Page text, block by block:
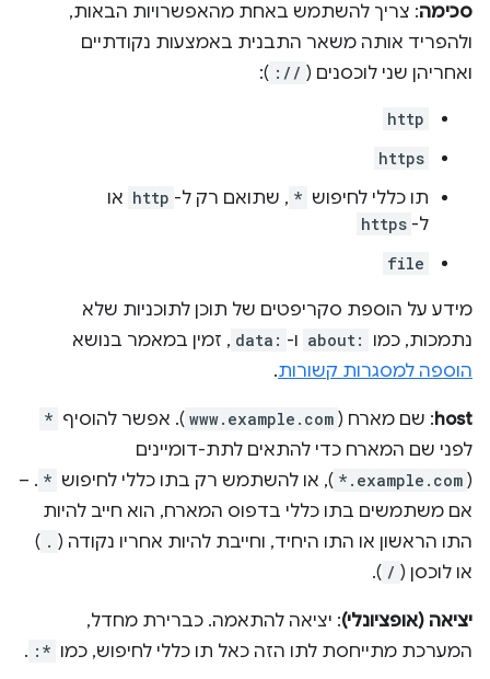
סכימה: צריך להשתמש באחת מהאפשרויות הבאות,
ולהפריד אותה משאר התבנית באמצעות נקודתיים
ואחריהן שני לוכסנים ( ://
):
http
https
תו כללי לחיפוש * , שתואם רק ל- http או
ל- https
file
מידע על הוספת סקריפטים של תוכן לתוכניות שלא
נתמכות, כמו
about: ו- data: , זמין במאמר בנושא
הוספה למסגרות קשורות.
host: שם מארח ( www.example.com ). אפשר להוסיף *
לפני שם המארח כדי להתאים לתת-דומיינים
(
*.example.com ), או להשתמש רק בתו כללי לחיפוש *
. –
אם משתמשים בתו כללי בדפוס המארח, הוא חייב להיות
התו הראשון או התו היחיד, וחייבת להיות אחריו נקודה ( .
)
או לוכסן ( /
).
יציאה (אופציונלי): יציאה להתאמה. כברירת מחדל,
המערכת מתייחסת לתו הזה כאל תו כללי לחיפוש, כמו :*
.